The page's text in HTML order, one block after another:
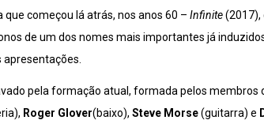
começou lá atrás, nos anos 60 – Infinite(2017),
de um dos nomes mais importantes já
pela formação atual, formada pelos membros
Roger Glover(baixo), Steve Morse(guitarra) e